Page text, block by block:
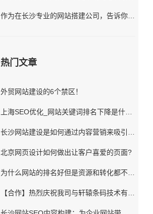
热门文章
外贸网站建设的6个禁区！
北京网页设计如何做出让客户喜爱的页面?